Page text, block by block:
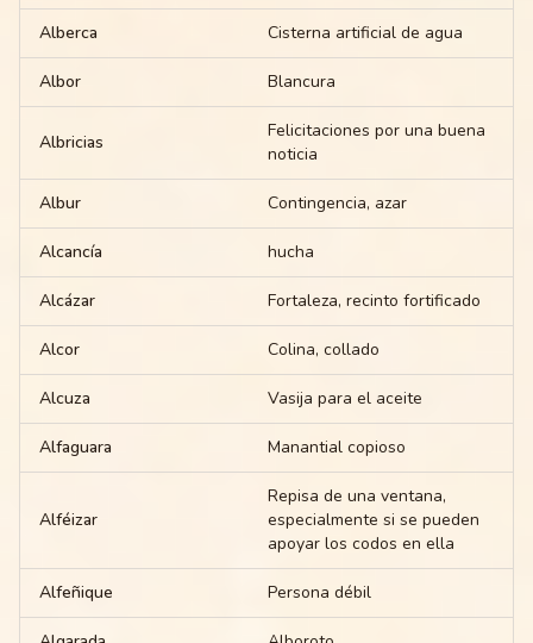
Alberca Cisterna artificial de agua
Albor Blancura
Albricias
Felicitaciones por una buena
noticia
Albur Contingencia, azar
Alcancía hucha
Alcázar Fortaleza, recinto fortificado
Alcor Colina, collado
Alcuza Vasija para el aceite
Alfaguara Manantial copioso
Alféizar
Repisa de una ventana,
especialmente si se pueden
apoyar los codos en ella
Alfeñique Persona débil